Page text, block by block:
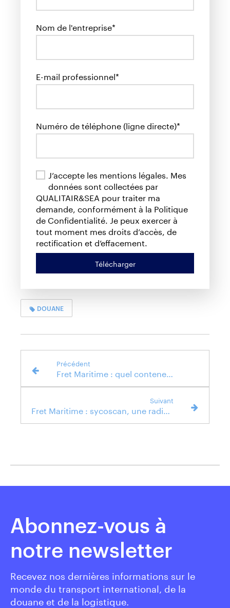
Nom de l'entreprise*
E-mail professionnel*
Numéro de téléphone (ligne directe)*
J’accepte les mentions légales. Mes
données sont collectées par
QUALITAIR&SEA pour traiter ma
demande, conformément à la Politique
de Confidentialité. Je peux exercer à
tout moment mes droits d’accès, de
rectification et d’effacement.
Télécharger
DOUANE
Précédent
Fret Maritime : quel conteneur pour quelle marchandise ?
Suivant
Abonnez-vous à
notre newsletter
Recevez nos dernières informations sur le
monde du transport international, de la
douane et de la logistique.